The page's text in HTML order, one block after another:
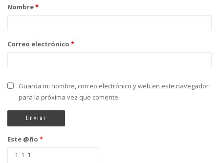
Nombre*
Correo electrónico *
Guarda mi nombre, correo electrónico y web en este navegador
para la próxima vez que comente.
Este @ño *